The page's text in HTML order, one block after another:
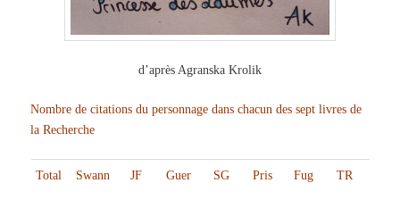
d’après Agranska Krolik
Nombre de citations du personnage dans chacun des sept livres de
la Recherche
Total Swann JF Guer SG Pris Fug TR